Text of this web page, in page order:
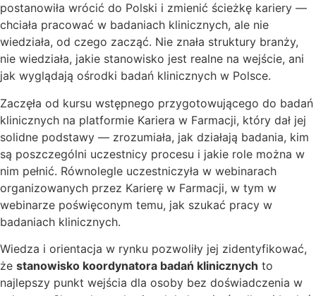
postanowiła wrócić do Polski i zmienić ścieżkę kariery —
chciała pracować w badaniach klinicznych, ale nie
wiedziała, od czego zacząć. Nie znała struktury branży,
nie wiedziała, jakie stanowisko jest realne na wejście, ani
jak wyglądają ośrodki badań klinicznych w Polsce.
Zaczęła od kursu wstępnego przygotowującego do badań
klinicznych na platformie Kariera w Farmacji, który dał jej
solidne podstawy — zrozumiała, jak działają badania, kim
są poszczególni uczestnicy procesu i jakie role można w
nim pełnić. Równolegle uczestniczyła w webinarach
organizowanych przez Karierę w Farmacji, w tym w
webinarze poświęconym temu, jak szukać pracy w
badaniach klinicznych.
Wiedza i orientacja w rynku pozwoliły jej zidentyfikować,
że stanowisko koordynatora badań klinicznych to
najlepszy punkt wejścia dla osoby bez doświadczenia w